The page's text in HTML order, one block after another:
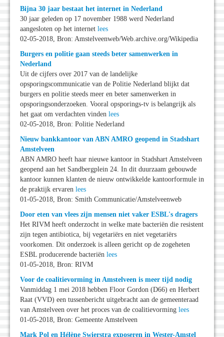
Bijna 30 jaar bestaat het internet in Nederland
30 jaar geleden op 17 november 1988 werd Nederland
aangesloten op het internet lees
02-05-2018, Bron: Amstelveenweb/Web.archive.org/Wikipedia
Burgers en politie gaan steeds beter samenwerken in
Nederland
Uit de cijfers over 2017 van de landelijke
opsporingscommunicatie van de Politie Nederland blijkt dat
burgers en politie steeds meer en beter samenwerken in
opsporingsonderzoeken. Vooral opsporings-tv is belangrijk als
het gaat om verdachten vinden lees
02-05-2018, Bron: Politie Nederland
Nieuw bankkantoor van ABN AMRO geopend in Stadshart
Amstelveen
ABN AMRO heeft haar nieuwe kantoor in Stadshart Amstelveen
geopend aan het Sandbergplein 24. In dit duurzaam gebouwde
kantoor kunnen klanten de nieuw ontwikkelde kantoorformule in
de praktijk ervaren lees
01-05-2018, Bron: Smith Communicatie/Amstelveenweb
Door eten van vlees zijn mensen niet vaker ESBL's dragers
Het RIVM heeft onderzocht in welke mate bacteriën die resistent
zijn tegen antibiotica, bij vegetariërs en niet vegetariërs
voorkomen. Dit onderzoek is alleen gericht op de zogeheten
ESBL producerende bacteriën lees
01-05-2018, Bron: RIVM
Voor de coalitievorming in Amstelveen is meer tijd nodig
Vanmiddag 1 mei 2018 hebben Floor Gordon (D66) en Herbert
Raat (VVD) een tussenbericht uitgebracht aan de gemeenteraad
van Amstelveen over het proces van de coalitievorming lees
01-05-2018, Bron: Gemeente Amstelveen
Mark Pol en Hélène Swierstra exposeren in Wester-Amstel